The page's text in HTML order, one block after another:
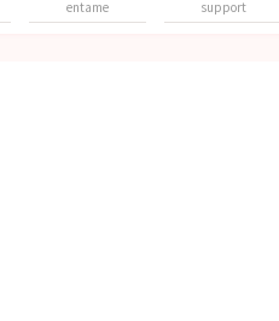
entame support